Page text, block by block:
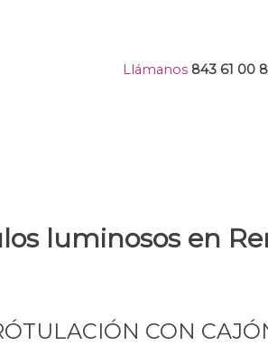
Llámanos 843 61 00
luminosos en
CON